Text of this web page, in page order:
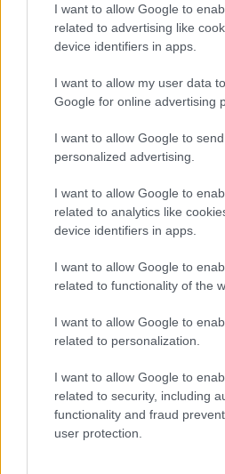
I want to allow Google to
related to advertising like
device identifiers in apps.
I want to allow my user data
Google for online advertising
I want to allow Google to
personalized advertising.
I want to allow Google to
related to analytics like
device identifiers in apps.
I want to allow Google to
related to functionality of the
I want to allow Google to
related to personalization.
I want to allow Google to
related to security, including
functionality and fraud
user protection.
Los planes regionales de ciencia y
CIENCIA Y TECNOLOGÍA
Un hombre compra el
SMS de la historia por
Un canadiense compra el primer
CIENCIA Y TECNOLOGÍA